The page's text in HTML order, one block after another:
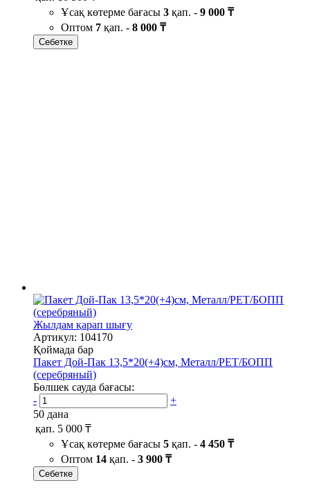
Ұсақ көтерме бағасы 3 қап. - 9 000 ₸
Оптом 7 қап. - 8 000 ₸
Себетке
Жылдам қарап шығу
Артикул: 104170
Қоймада бар
Пакет Дой-Пак 13,5*20(+4)см, Металл/PET/БОПП
(серебряный)
Бөлшек сауда бағасы:
-
+
50 дана
қап. 5 000 ₸
Ұсақ көтерме бағасы 5 қап. - 4 450 ₸
Оптом 14 қап. - 3 900 ₸
Себетке